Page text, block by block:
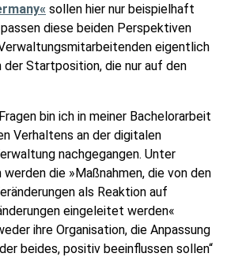
sollen hier nur beispielhaft
diese beiden Perspektiven
eigentlich
der Startposition, die nur auf den
bin ich in meiner Bachelorarbeit
Verhaltens an der digitalen
nachgegangen. Unter
die »Maßnahmen, die von den
als Reaktion auf
eingeleitet werden«
ihre Organisation, die Anpassung
beides, positiv beeinflussen sollen“